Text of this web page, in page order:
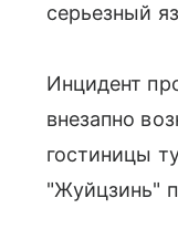
серьезный
Инцидент
внезапно
гостиницы
"Жуйцзинь"